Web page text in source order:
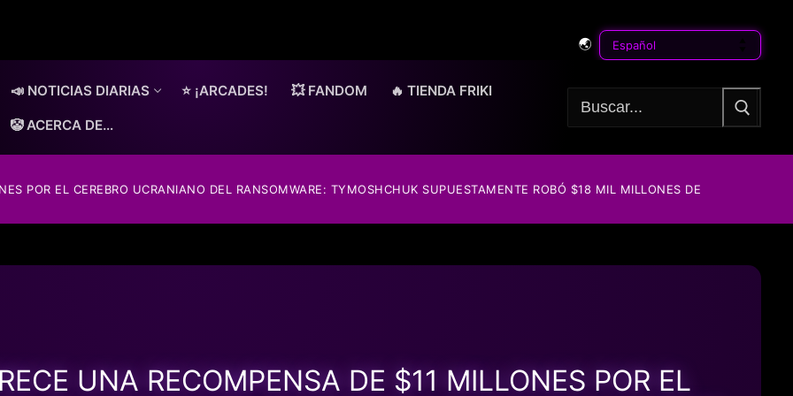
🌏
📣 NOTICIAS DIARIAS ⭐ ¡ARCADES! 💥 FANDOM 🔥 TIENDA FRIKI
🤡 ACERCA DE…
Buscar:
POR EL CEREBRO UCRANIANO DEL RANSOMWARE: TYMOSHCHUK SUPUESTAMENTE ROBÓ $18 MIL MILLONES DE
UNA RECOMPENSA DE $11 MILLONES POR EL